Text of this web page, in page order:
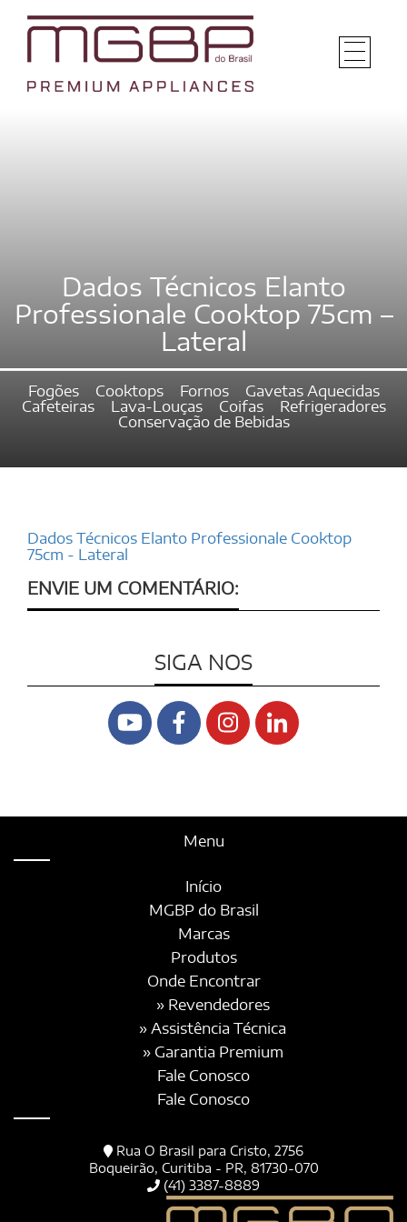
Dados Técnicos Elanto
Professionale Cooktop 75cm –
Lateral
Fogões Cooktops Fornos
Gavetas Aquecidas
Cafeteiras
Lava-Louças Coifas
Refrigeradores
Conservação de Bebidas
Dados Técnicos Elanto Professionale Cooktop
75cm - Lateral
ENVIE UM COMENTÁRIO:
SIGA NOS
Menu
Início
MGBP do Brasil
Marcas
Produtos
Onde Encontrar
» Revendedores
» Assistência Técnica
» Garantia Premium
Fale Conosco
Fale Conosco
Rua O Brasil para Cristo, 2756
Boqueirão, Curitiba - PR, 81730-070
(41) 3387-8889